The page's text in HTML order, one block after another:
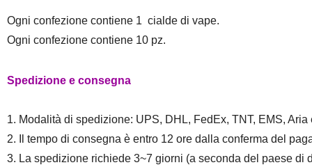
Ogni confezione contiene 1 cialde di vape.
Ogni confezione contiene 10 pz.
Spedizione e consegna
1. Modalità di spedizione: UPS, DHL, FedEx, TNT, EMS, Aria
2. Il tempo di consegna è entro 12 ore dalla conferma del
3. La spedizione richiede 3~7 giorni (a seconda del paese di